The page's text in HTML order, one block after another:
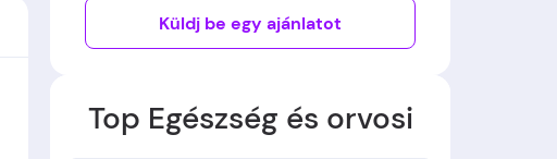
Küldj be egy ajánlatot
Top Egészség és orvosi